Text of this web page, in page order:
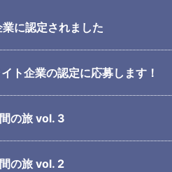
に認定されました
ト企業の認定に応募します！
の旅 vol. 3
の旅 vol. 2